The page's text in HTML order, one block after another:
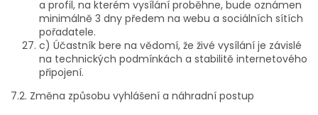
a profil, na kterém vysílání proběhne, bude oznámen
minimálně 3 dny předem na webu a sociálních sítích
pořadatele.
c) Účastník bere na vědomí, že živé vysílání je závislé
na technických podmínkách a stabilitě internetového
připojení.
7.2. Změna způsobu vyhlášení a náhradní postup